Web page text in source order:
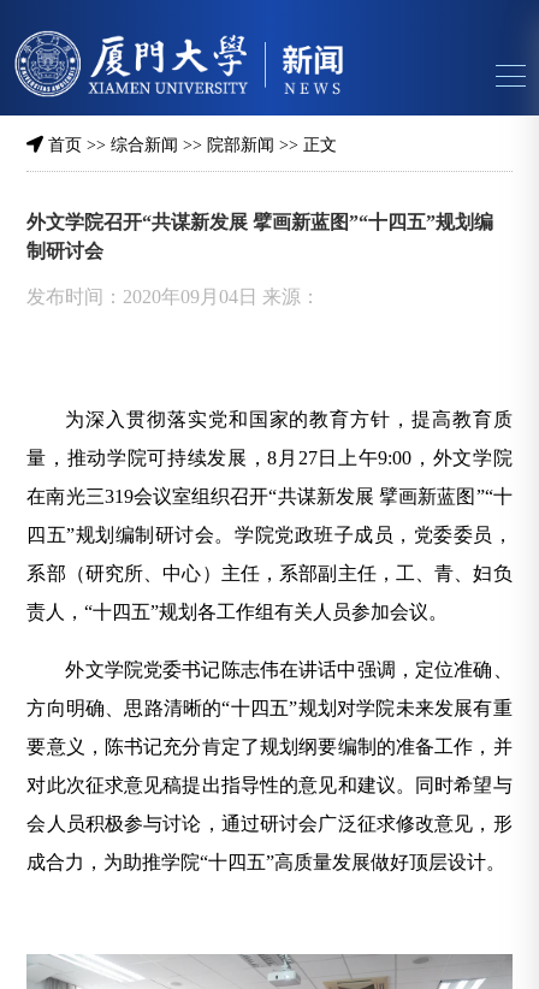
首页 >>综合新闻 >> 院部新闻 >> 正文
外文学院召开“共谋新发展 擘画新蓝图”“十四五”规划编
制研讨会
发布时间：2020年09月04日 来源：
为深入贯彻落实党和国家的教育方针，提高教育质
量，推动学院可持续发展，8月27日上午9:00，外文学院
在南光三319会议室组织召开“共谋新发展 擘画新蓝图”“十
四五”规划编制研讨会。学院党政班子成员，党委委员，
系部（研究所、中心）主任，系部副主任，工、青、妇负
责人，“十四五”规划各工作组有关人员参加会议。
外文学院党委书记陈志伟在讲话中强调，定位准确、
方向明确、思路清晰的“十四五”规划对学院未来发展有重
要意义，陈书记充分肯定了规划纲要编制的准备工作，并
对此次征求意见稿提出指导性的意见和建议。同时希望与
会人员积极参与讨论，通过研讨会广泛征求修改意见，形
成合力，为助推学院“十四五”高质量发展做好顶层设计。